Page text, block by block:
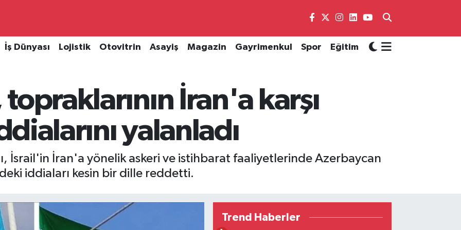
İş Dünyası Lojistik Otovitrin Asayiş Magazin Gayrimenkul Spor Eğitim
İran'a karşı
yalanladı
İsrail'in İran'a yönelik askeri ve istihbarat faaliyetlerinde Azerbaycan
iddiaları kesin bir dille reddetti.
Trend Haberler